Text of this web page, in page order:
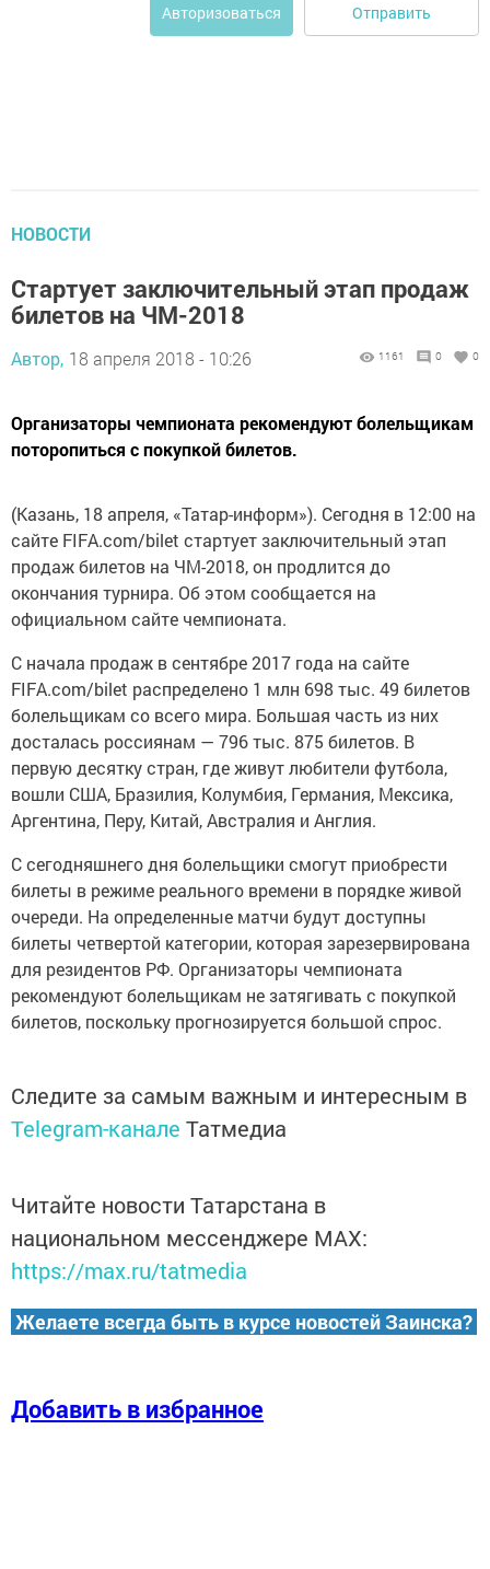
Авторизоваться Отправить
НОВОСТИ
Стартует заключительный этап продаж
билетов на ЧМ-2018
Автор, 18 апреля 2018 - 10:26 1161 0 0
Организаторы чемпионата рекомендуют болельщикам
поторопиться с покупкой билетов.
(Казань, 18 апреля, «Татар-информ»). Сегодня в 12:00 на
сайте FIFA.com/bilet стартует заключительный этап
продаж билетов на ЧМ-2018, он продлится до
окончания турнира. Об этом сообщается на
официальном сайте чемпионата.
С начала продаж в сентябре 2017 года на сайте
FIFA.com/bilet распределено 1 млн 698 тыс. 49 билетов
болельщикам со всего мира. Большая часть из них
досталась россиянам — 796 тыс. 875 билетов. В
первую десятку стран, где живут любители футбола,
вошли США, Бразилия, Колумбия, Германия, Мексика,
Аргентина, Перу, Китай, Австралия и Англия.
С сегодняшнего дня болельщики смогут приобрести
билеты в режиме реального времени в порядке живой
очереди. На определенные матчи будут доступны
билеты четвертой категории, которая зарезервирована
для резидентов РФ. Организаторы чемпионата
рекомендуют болельщикам не затягивать с покупкой
билетов, поскольку прогнозируется большой спрос.
Следите за самым важным и интересным в
Telegram-канале Татмедиа
Читайте новости Татарстана в
национальном мессенджере MАХ:
https://max.ru/tatmedia
Желаете всегда быть в курсе новостей Заинска?
Добавить в избранное